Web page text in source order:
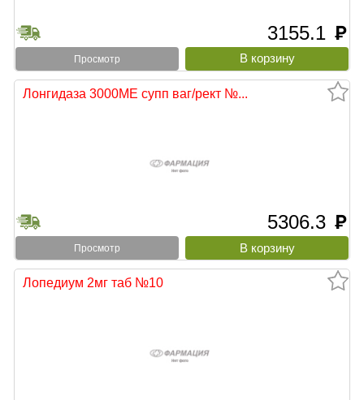
3155.1 руб
Просмотр
Лонгидаза 3000МЕ супп ваг/рект №...
5306.3 руб
Просмотр
Лопедиум 2мг таб №10